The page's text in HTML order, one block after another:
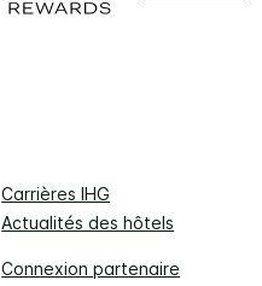
Carrières IHG
Actualités des hôtels
Connexion partenaire